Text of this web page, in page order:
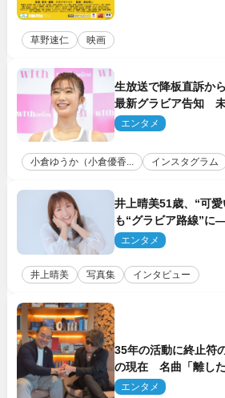
草野速仁 映画
生放送で降板直訴か
最新グラビア告知
に反響
エンタメ
小倉ゆうか（小倉優香... インスタグラム
井上晴美51歳、“可
も“グラビア路線”
裸々に語る 27年ぶ
エンタメ
井上晴美 写真集 インタビュー
35年の活動に終止符
の現在 名曲「離し
エンタメ